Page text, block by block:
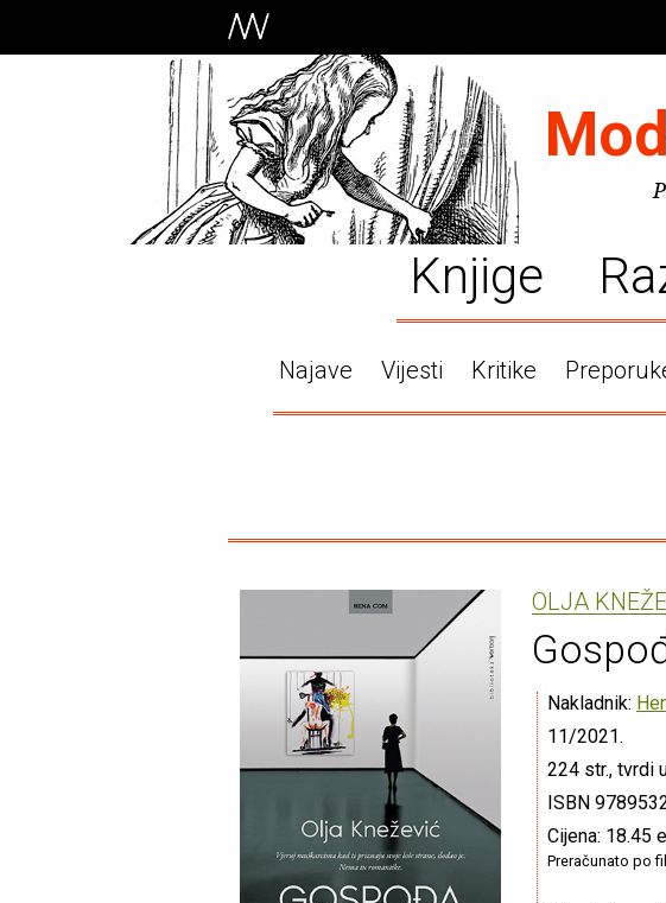
Knjige
Najave Vijesti Kritike
OLJA
Nakladnik:
11/2021.
224 str., tvrdi
ISBN
Cijena: 18.45
Preračunato po